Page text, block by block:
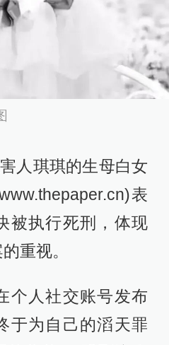
人琪琪的生母白女
表
被执行死刑，体现
重视。
个人社交账号发布
于为自己的滔天罪